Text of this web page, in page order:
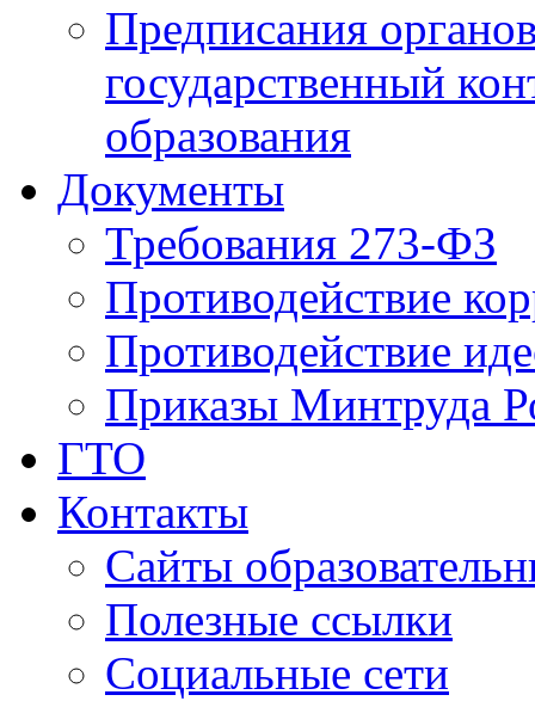
Предписания
государственный
образования
Документы
Требования 273-ФЗ
Противодействие
Противодействие
Приказы Минтруда
ГТО
Контакты
Сайты
Полезные ссылки
Социальные сети